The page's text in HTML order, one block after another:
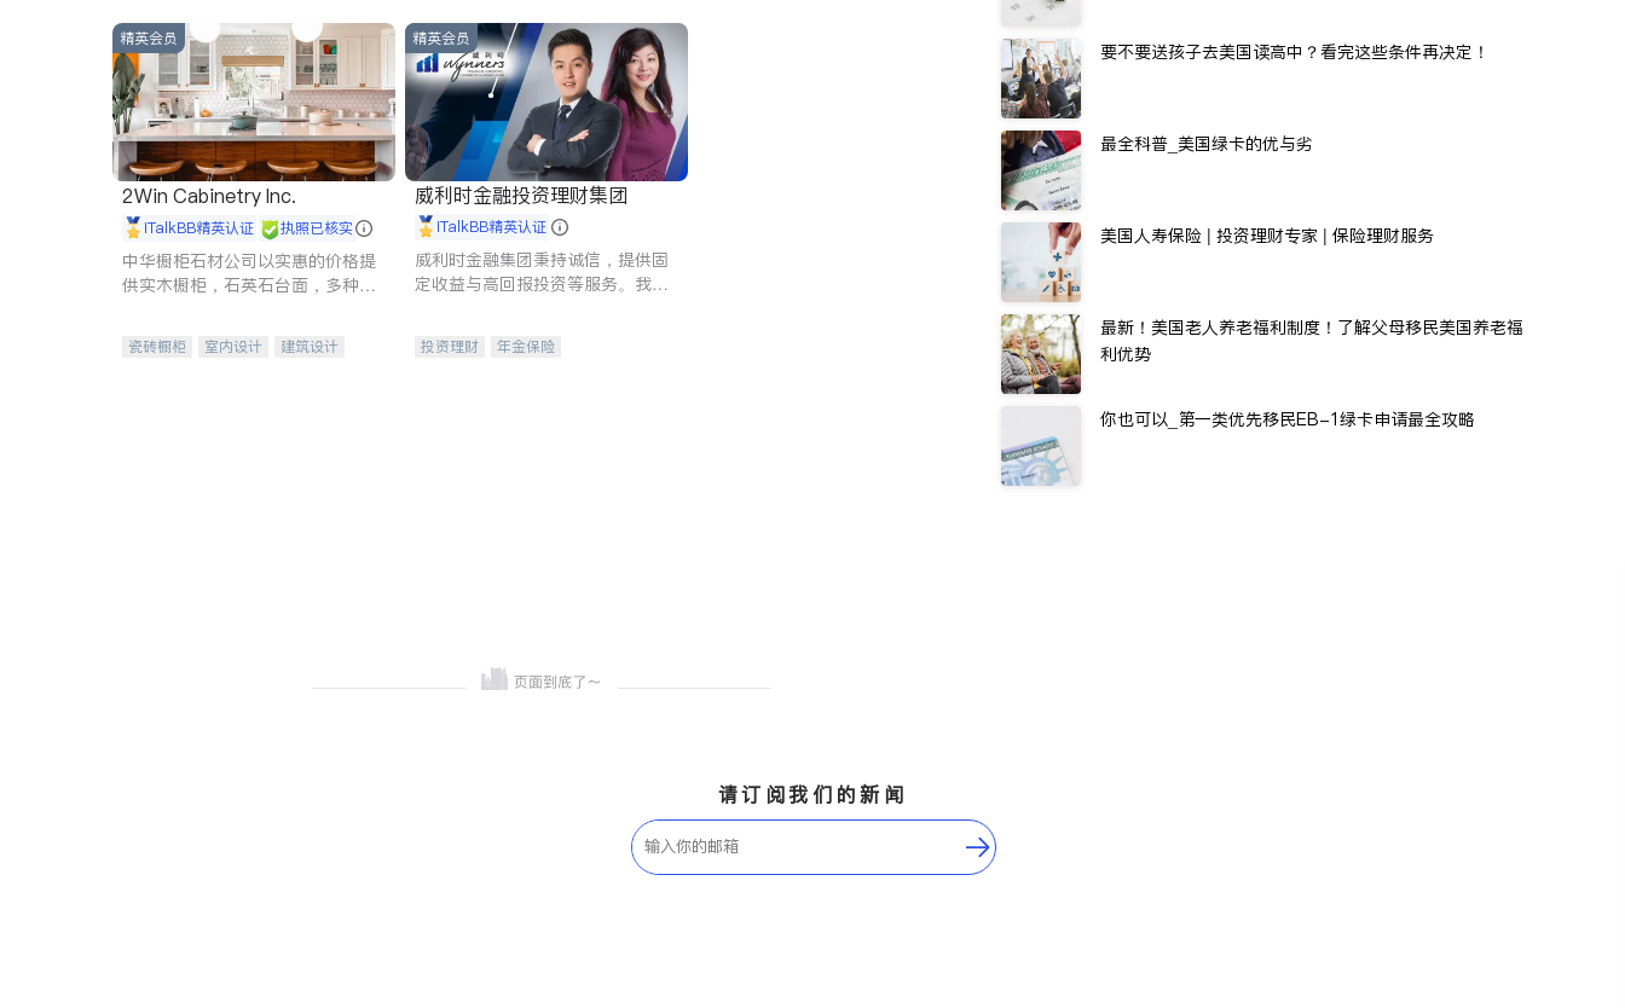
精英会员
2Win Cabinetry Inc.
iTalkBB精英认证 执照已核实
中华橱柜石材公司以实惠的价格提
供实木橱柜，石英石台面，多种优
机。品质厨房，家的选择。
瓷砖橱柜 室内设计
建筑设计
精英会员
威利时金融投资理财集团
iTalkBB精英认证
威利时金融集团秉持诚信，提供固
定收益与高回报投资等服务。我们
元化组合，助力客户实现目标
投资理财
年金保险
要不要送孩子去美国读高中？看完这些条件再决定！
最全科普_美国绿卡的优与劣
美国人寿保险 | 投资理财专家 | 保险理财服务
最新！美国老人养老福利制度！了解父母移民美国养老福
利优势
你也可以_第一类优先移民EB-1绿卡申请最全攻略
请订阅我们的新闻